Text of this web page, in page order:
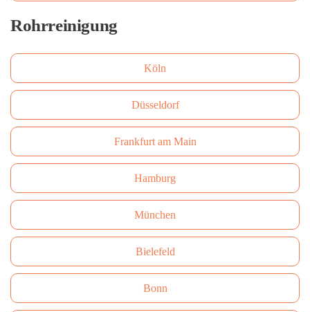
Rohrreinigung
Köln
Düsseldorf
Frankfurt am Main
Hamburg
München
Bielefeld
Bonn